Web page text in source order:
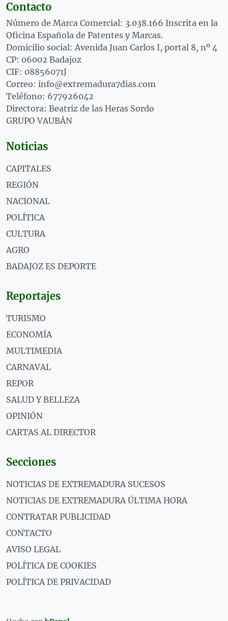
Contacto
Número de Marca Comercial: 3.038.166 Inscrita en la
Oficina Española de Patentes y Marcas.
Domicilio social: Avenida Juan Carlos I, portal 8, nº 4
CP: 06002 Badajoz
CIF: 08856071J
Correo: info@extremadura7dias.com
Teléfono: 677926042
Directora: Beatriz de las Heras Sordo
GRUPO VAUBÁN
Noticias
CAPITALES
REGIÓN
NACIONAL
POLÍTICA
CULTURA
AGRO
BADAJOZ ES DEPORTE
Reportajes
TURISMO
ECONOMÍA
MULTIMEDIA
CARNAVAL
REPOR
SALUD Y BELLEZA
OPINIÓN
CARTAS AL DIRECTOR
Secciones
NOTICIAS DE EXTREMADURA SUCESOS
NOTICIAS DE EXTREMADURA ÚLTIMA HORA
CONTRATAR PUBLICIDAD
CONTACTO
AVISO LEGAL
POLÍTICA DE COOKIES
POLÍTICA DE PRIVACIDAD